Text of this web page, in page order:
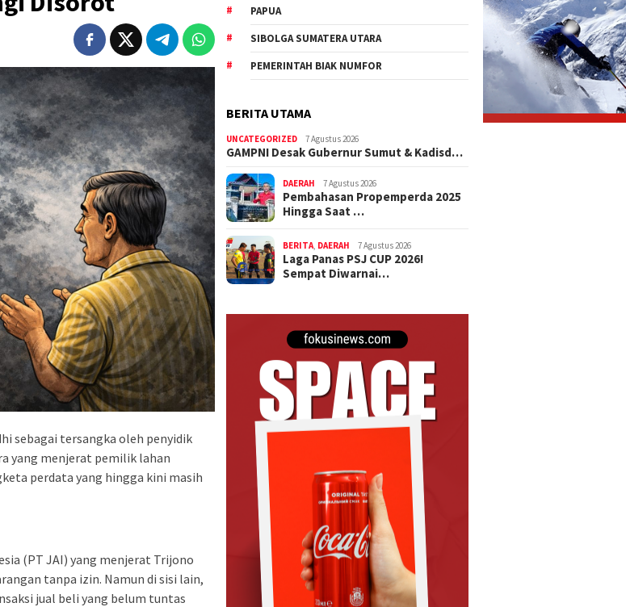
sebagai tersangka oleh penyidik
yang menjerat pemilik lahan
perdata yang hingga kini masih
(PT JAI) yang menjerat Trijono
tanpa izin. Namun di sisi lain,
jual beli yang belum tuntas
PAPUA
SIBOLGA SUMATERA UTARA
PEMERINTAH BIAK NUMFOR
BERITA UTAMA
UNCATEGORIZED 7 Agustus 2026
GAMPNI Desak Gubernur Sumut & Kadisd…
DAERAH 7 Agustus 2026
Pembahasan Propemperda 2025
Hingga Saat …
BERITA DAERAH 7 Agustus 2026
Laga Panas PSJ CUP 2026!
Sempat Diwarnai…